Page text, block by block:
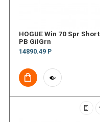
HOGUE Win 70 Spr Short
PB GilGrn
14890.49 Р